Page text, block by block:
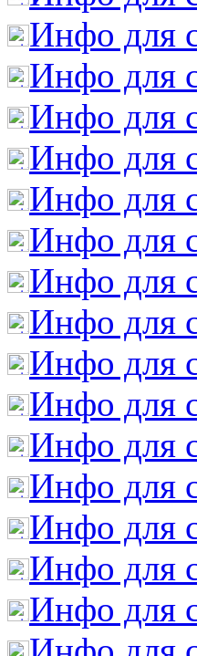
Инфо для
Инфо для
Инфо для
Инфо для
Инфо для
Инфо для
Инфо для
Инфо для
Инфо для
Инфо для
Инфо для
Инфо для
Инфо для
Инфо для
Инфо для